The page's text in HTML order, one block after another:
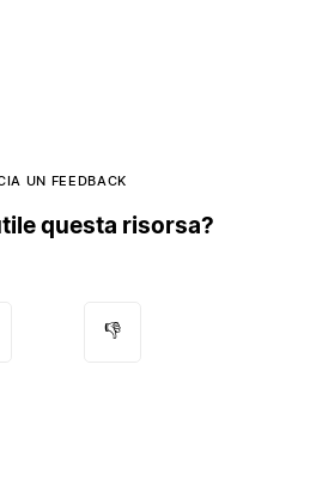
UN FEEDBACK
questa risorsa?
👎